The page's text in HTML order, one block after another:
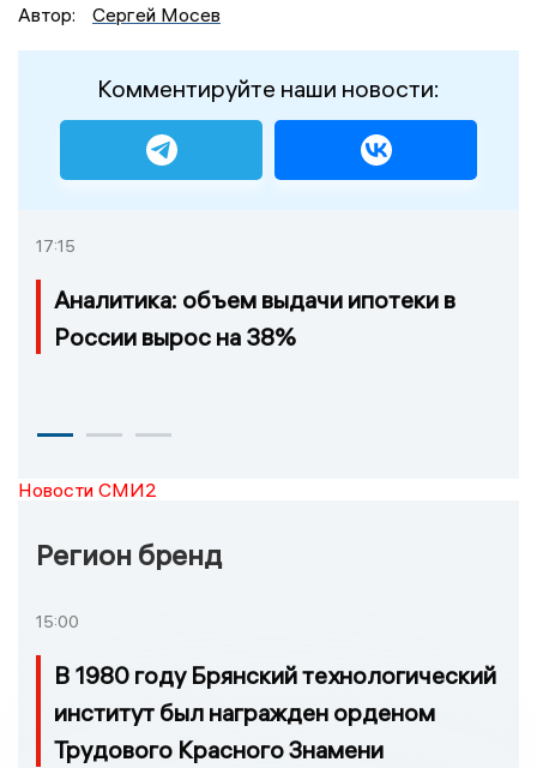
Автор:
Сергей Мосев
Комментируйте наши новости:
17:15
Аналитика: объем выдачи ипотеки в
России вырос на 38%
Новости СМИ2
Регион бренд
15:00
В 1980 году Брянский технологический
институт был награжден орденом
Трудового Красного Знамени